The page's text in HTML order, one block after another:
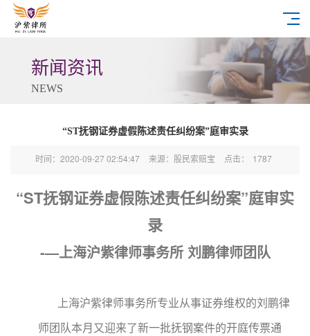
新闻资讯
NEWS
“ST抚钢证券虚假陈述责任纠纷案”庭审实录
时间：2020-09-27 02:54:47 来源：股民索赔宝 点击： 1787
“ST抚钢证券虚假陈述责任纠纷案”庭审实
录
-—上海沪紫律师事务所 刘鹏律师团队
上海沪紫律师事务所专业从事证券维权的刘鹏律
师团队本月又迎来了新一批抚钢案件的开庭传票通